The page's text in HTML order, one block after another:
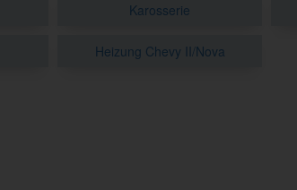
Karosserie
Heizung Chevy II/Nova